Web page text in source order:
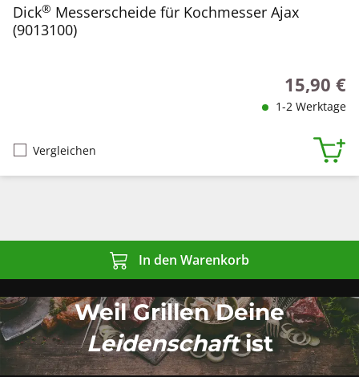
Dick® Messerscheide für Kochmesser Ajax
(9013100)
Regulärer
15,90 €
1-2 Werktage
Vergleichen
In den Warenkorb
Weil Grillen Deine
Leidenschaftist